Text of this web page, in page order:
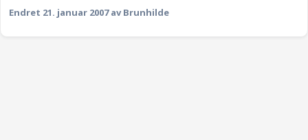
Endret 21. januar 2007av Brunhilde